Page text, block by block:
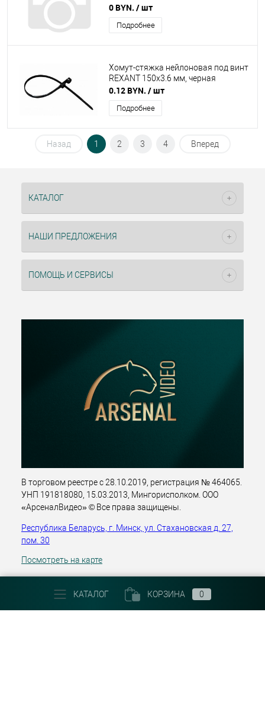
активный
0 BYN. / шт
Подробнее
Хомут-стяжка нейлоновая под винт
REXANT 150х3.6 мм, черная
0.12 BYN. / шт
Подробнее
Назад 1 2 3 4 Вперед
КАТАЛОГ
НАШИ ПРЕДЛОЖЕНИЯ
ПОМОЩЬ И СЕРВИСЫ
В торговом реестре с 28.10.2019, регистрация № 464065.
УНП 191818080, 15.03.2013, Мингорисполком. ООО
«АрсеналВидео» © Все права защищены.
Республика Беларусь, г. Минск, ул. Стахановская д. 27,
пом. 30
Посмотреть на карте
+375 (29) 303 22 30
КАТАЛОГ КОРЗИНА 0